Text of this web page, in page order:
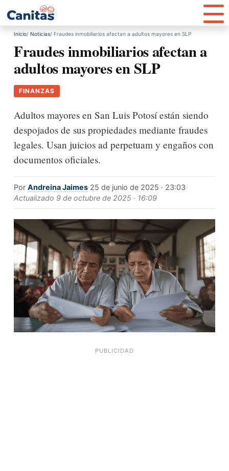
Inicio Noticias Fraudes inmobiliarios afectan a adultos mayores en SLP
Fraudes inmobiliarios afectan a
adultos mayores en SLP
FINANZAS
Adultos mayores en San Luis Potosí están siendo
despojados de sus propiedades mediante fraudes
legales. Usan juicios ad perpetuam y engaños con
documentos oficiales.
Por Andreina Jaimes·25 de junio de 2025 · 23:03·
Actualizado 9 de octubre de 2025 · 16:09
PUBLICIDAD